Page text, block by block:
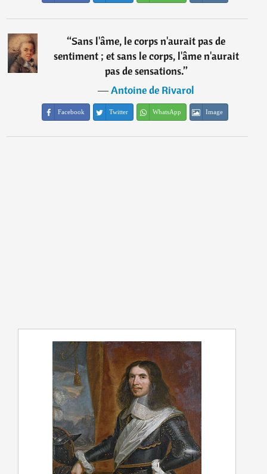
“Sans l'âme, le corps n'aurait pas de
sentiment ; et sans le corps, l'âme n'aurait
pas de sensations.”
―Antoine de Rivarol
Facebook Twitter WhatsApp Image